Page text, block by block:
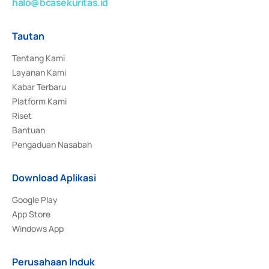
Tautan
Tentang Kami
Layanan Kami
Kabar Terbaru
Platform Kami
Riset
Bantuan
Pengaduan Nasabah
Download Aplikasi
Google Play
App Store
Windows App
Perusahaan Induk